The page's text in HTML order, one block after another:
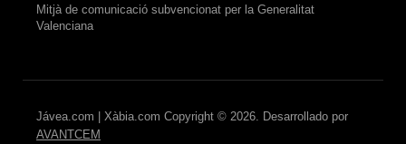
Mitjà de comunicació subvencionat per la Generalitat
Valenciana
Jávea.com | Xàbia.com Copyright © 2026. Desarrollado por
AVANTCEM